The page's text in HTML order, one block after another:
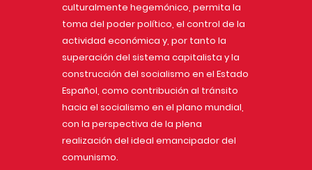
culturalmente hegemónico, permita la
toma del poder político, el control de la
actividad económica y, por tanto la
superación del sistema capitalista y la
construcción del socialismo en el Estado
Español, como contribución al tránsito
hacia el socialismo en el plano mundial,
con la perspectiva de la plena
realización del ideal emancipador del
comunismo.